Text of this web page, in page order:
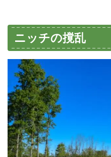
ニッチの撹乱